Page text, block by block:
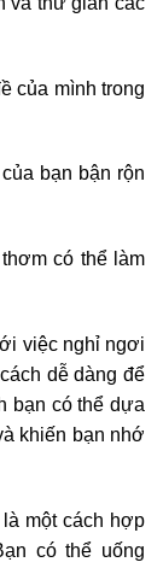
của mình trong
bạn bận rộn
có thể làm
việc nghỉ ngơi
dễ dàng để
bạn có thể dựa
khiến bạn nhớ
một cách hợp
có thể uống